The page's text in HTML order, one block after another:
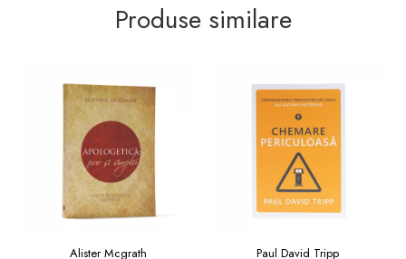
Produse similare
Alister Mcgrath Paul David Tripp